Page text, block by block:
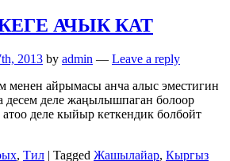
АЧЫК КАТ
2013 by admin — Leave a reply
айрымасы анча алыс эместигин
десем деле жаңылышпаган болоор
деле кыйыр кеткендик болбойт
, Тил | Tagged Жашылайар, Кыргыз